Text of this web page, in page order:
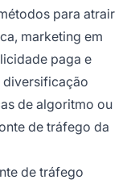
para atrair
marketing em
paga e
diversificação
de algoritmo ou
de tráfego da
de tráfego